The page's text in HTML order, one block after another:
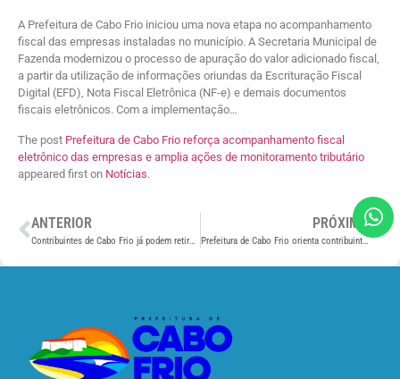
A Prefeitura de Cabo Frio iniciou uma nova etapa no acompanhamento
fiscal das empresas instaladas no município. A Secretaria Municipal de
Fazenda modernizou o processo de apuração do valor adicionado fiscal,
a partir da utilização de informações oriundas da Escrituração Fiscal
Digital (EFD), Nota Fiscal Eletrônica (NF-e) e demais documentos
fiscais eletrônicos. Com a implementação…
The post Prefeitura de Cabo Frio reforça acompanhamento fiscal
eletrônico das empresas e amplia ações de monitoramento tributário
appeared first on Notícias.
ANTERIOR
Contribuintes de Cabo Frio já podem retirar guias da Taxa de Coleta de Resíduos Sólidos com valores reduzidos
PRÓXIMO
Prefeitura de Cabo Frio orienta contribuintes sobre novo sistema de emissão da Nota Fiscal de Serviços Eletrônica